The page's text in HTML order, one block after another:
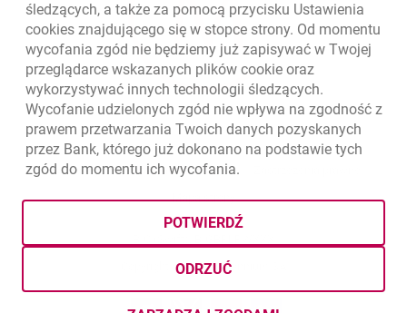
Ochrona danychotwiera się w nowej karcie
Ustawieniacookies
Mapa stronyotwiera się w nowej karcie
© Bank Millennium SA
Goodieotwiera się w nowej karcie
Twitterotwiera się w nowej karcie
YouTubeotwiera się w nowej karcie
LinkedIn
śledzących, a także za pomocą przycisku Ustawienia
cookies znajdującego się w stopce strony. Od momentu
wycofania zgód nie będziemy już zapisywać w Twojej
przeglądarce wskazanych plików cookie oraz
wykorzystywać innych technologii śledzących.
Wycofanie udzielonych zgód nie wpływa na zgodność z
prawem przetwarzania Twoich danych pozyskanych
przez Bank, którego już dokonano na podstawie tych
zgód do momentu ich wycofania.
ODRZUĆ
POTWIERDŹ